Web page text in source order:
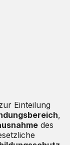
Einteilung
,
des